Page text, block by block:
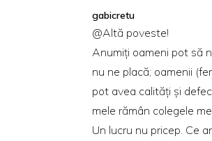
gabicretu
@Altă poveste!
Anumiți oameni pot să
nu ne placă; oamenii
pot avea calități și
mele rămân colegele
Un lucru nu pricep. Ce